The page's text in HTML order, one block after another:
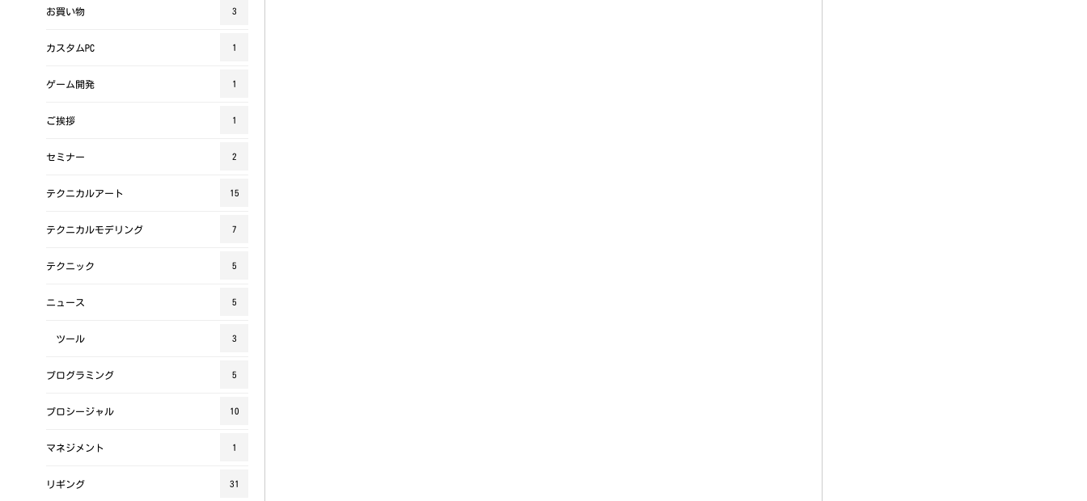
お買い物 3
カスタムPC 1
ゲーム開発 1
ご挨拶 1
セミナー 2
テクニカルアート 15
テクニカルモデリング 7
テクニック 5
ニュース 5
ツール 3
プログラミング 5
プロシージャル 10
マネジメント 1
リギング 31